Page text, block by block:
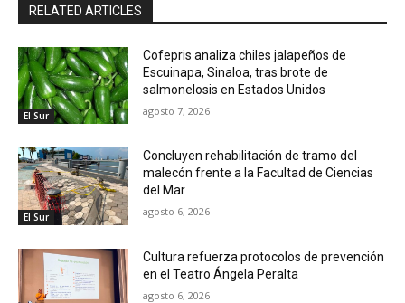
RELATED ARTICLES
El Sur
Cofepris analiza chiles jalapeños de
Escuinapa, Sinaloa, tras brote de
salmonelosis en Estados Unidos
agosto 7, 2026
El Sur
Concluyen rehabilitación de tramo del
malecón frente a la Facultad de Ciencias
del Mar
agosto 6, 2026
Cultura refuerza protocolos de prevención
en el Teatro Ángela Peralta
agosto 6, 2026